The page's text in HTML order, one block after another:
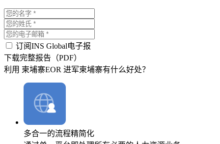
订阅INS Global电子报
下载完整报告（PDF）
利用 柬埔寨EOR 进军柬埔寨有什么好处？
多合一的流程精简化